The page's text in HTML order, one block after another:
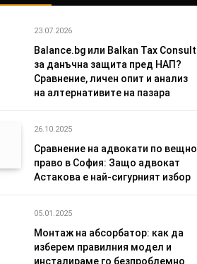
23.07.2026
Balance.bg или Balkan Tax Consult
за данъчна защита пред НАП?
Сравнение, личен опит и анализ
на алтернативите на пазара
26.10.2025
Сравнение на адвокати по вещно
право в София: Защо адвокат
Астакова е най-сигурният избор
05.01.2025
Монтаж на абсорбатор: как да
изберем правилния модел и
инсталираме го безпроблемно